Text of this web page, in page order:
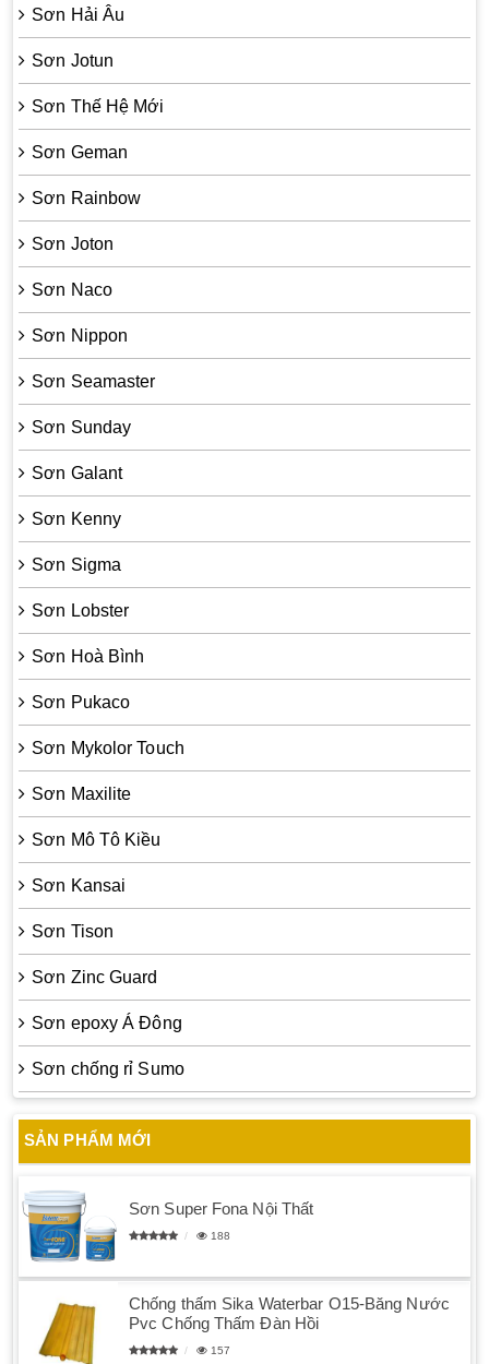
Sơn Hải Âu
Sơn Jotun
Sơn Thế Hệ Mới
Sơn Geman
Sơn Rainbow
Sơn Joton
Sơn Naco
Sơn Nippon
Sơn Seamaster
Sơn Sunday
Sơn Galant
Sơn Kenny
Sơn Sigma
Sơn Lobster
Sơn Hoà Bình
Sơn Pukaco
Sơn Mykolor Touch
Sơn Maxilite
Sơn Mô Tô Kiều
Sơn Kansai
Sơn Tison
Sơn Zinc Guard
Sơn epoxy Á Đông
Sơn chống rỉ Sumo
SẢN PHẨM MỚI
Sơn Super Fona Nội Thất
188
Chống thấm Sika Waterbar O15-Băng Nước
Pvc Chống Thấm Đàn Hồi
157